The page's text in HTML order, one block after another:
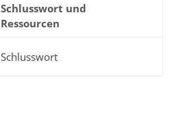
Schlusswort und
Ressourcen
Schlusswort